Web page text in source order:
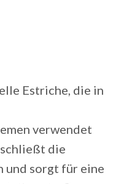
Estriche, die in
verwendet
die
und sorgt für eine